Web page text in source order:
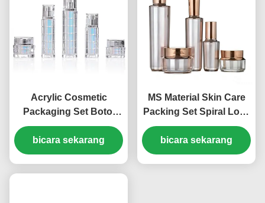
Acrylic Cosmetic
Packaging Set Botol
10g 15g 30g 50g 30ml
50ml 100ml (MC-305)
bicara sekarang
MS Material Skin Care
Packing Set Spiral Lock
30ml 50ml 100ml 30g
50g (MC-304)
bicara sekarang